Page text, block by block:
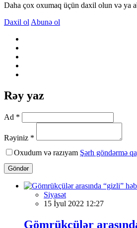
Daha çox oxumaq üçün daxil olun və ya
Daxil ol Abunə ol
Rəy yaz
Ad *
Rəyiniz *
Oxudum və razıyam Şərh göndərmə
Göndər
Siyasət
15 İyul 2022 12:27
Gömrükçülər